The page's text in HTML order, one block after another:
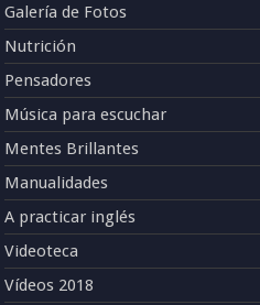
Galería de Fotos
Nutrición
Pensadores
Música para escuchar
Mentes Brillantes
Manualidades
A practicar inglés
Videoteca
Vídeos 2018